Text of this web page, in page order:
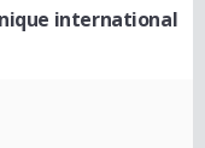
international